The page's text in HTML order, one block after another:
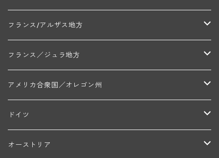
エマニュエル・ルジェ(フラジェ・エシェゾー)
マルキ・ダンジェルヴィル(ヴォルネー)
ロワイエ(コート・デュ・クーショワ)
A&Pド・ヴィレーヌ(ブーズロン)
マコネ地区
マンシア・ポンセ(シャントレ)
ボージョレ地区
フランク・ジュイヤール(ジュリエナ)
ギイ・ブルトン(モルゴン)
シャトー・ライヤ(シャトーヌフ・デュ・パプ)
ムーラン・ド・ガサック
シャトー・レストリーユ
メドック地区
シャトー・ル・タンプル
ペイ・ナンテ地区
デ・オー・ペミオン(ムスカデ)
サントル・ニヴェルネ地区
ディディエ・ダグノー(プイィ・フュメ)
レジス・ミネ(プイィ・フュメ)
トゥーレーヌ地区
ド・ラ・ノブレ(シノン)
フランス/アルザス地方
ロリー・ガスマン
フランス／ジュラ地方
アルボワ
ペリカン
アメリカ合衆国／オレゴン州
ウィラメット・ヴァレー
ニコラ・ジェイ
ドイツ
ラインガウ
オーストリア